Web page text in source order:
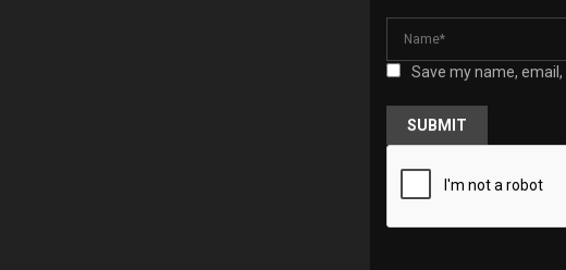
Save my name,